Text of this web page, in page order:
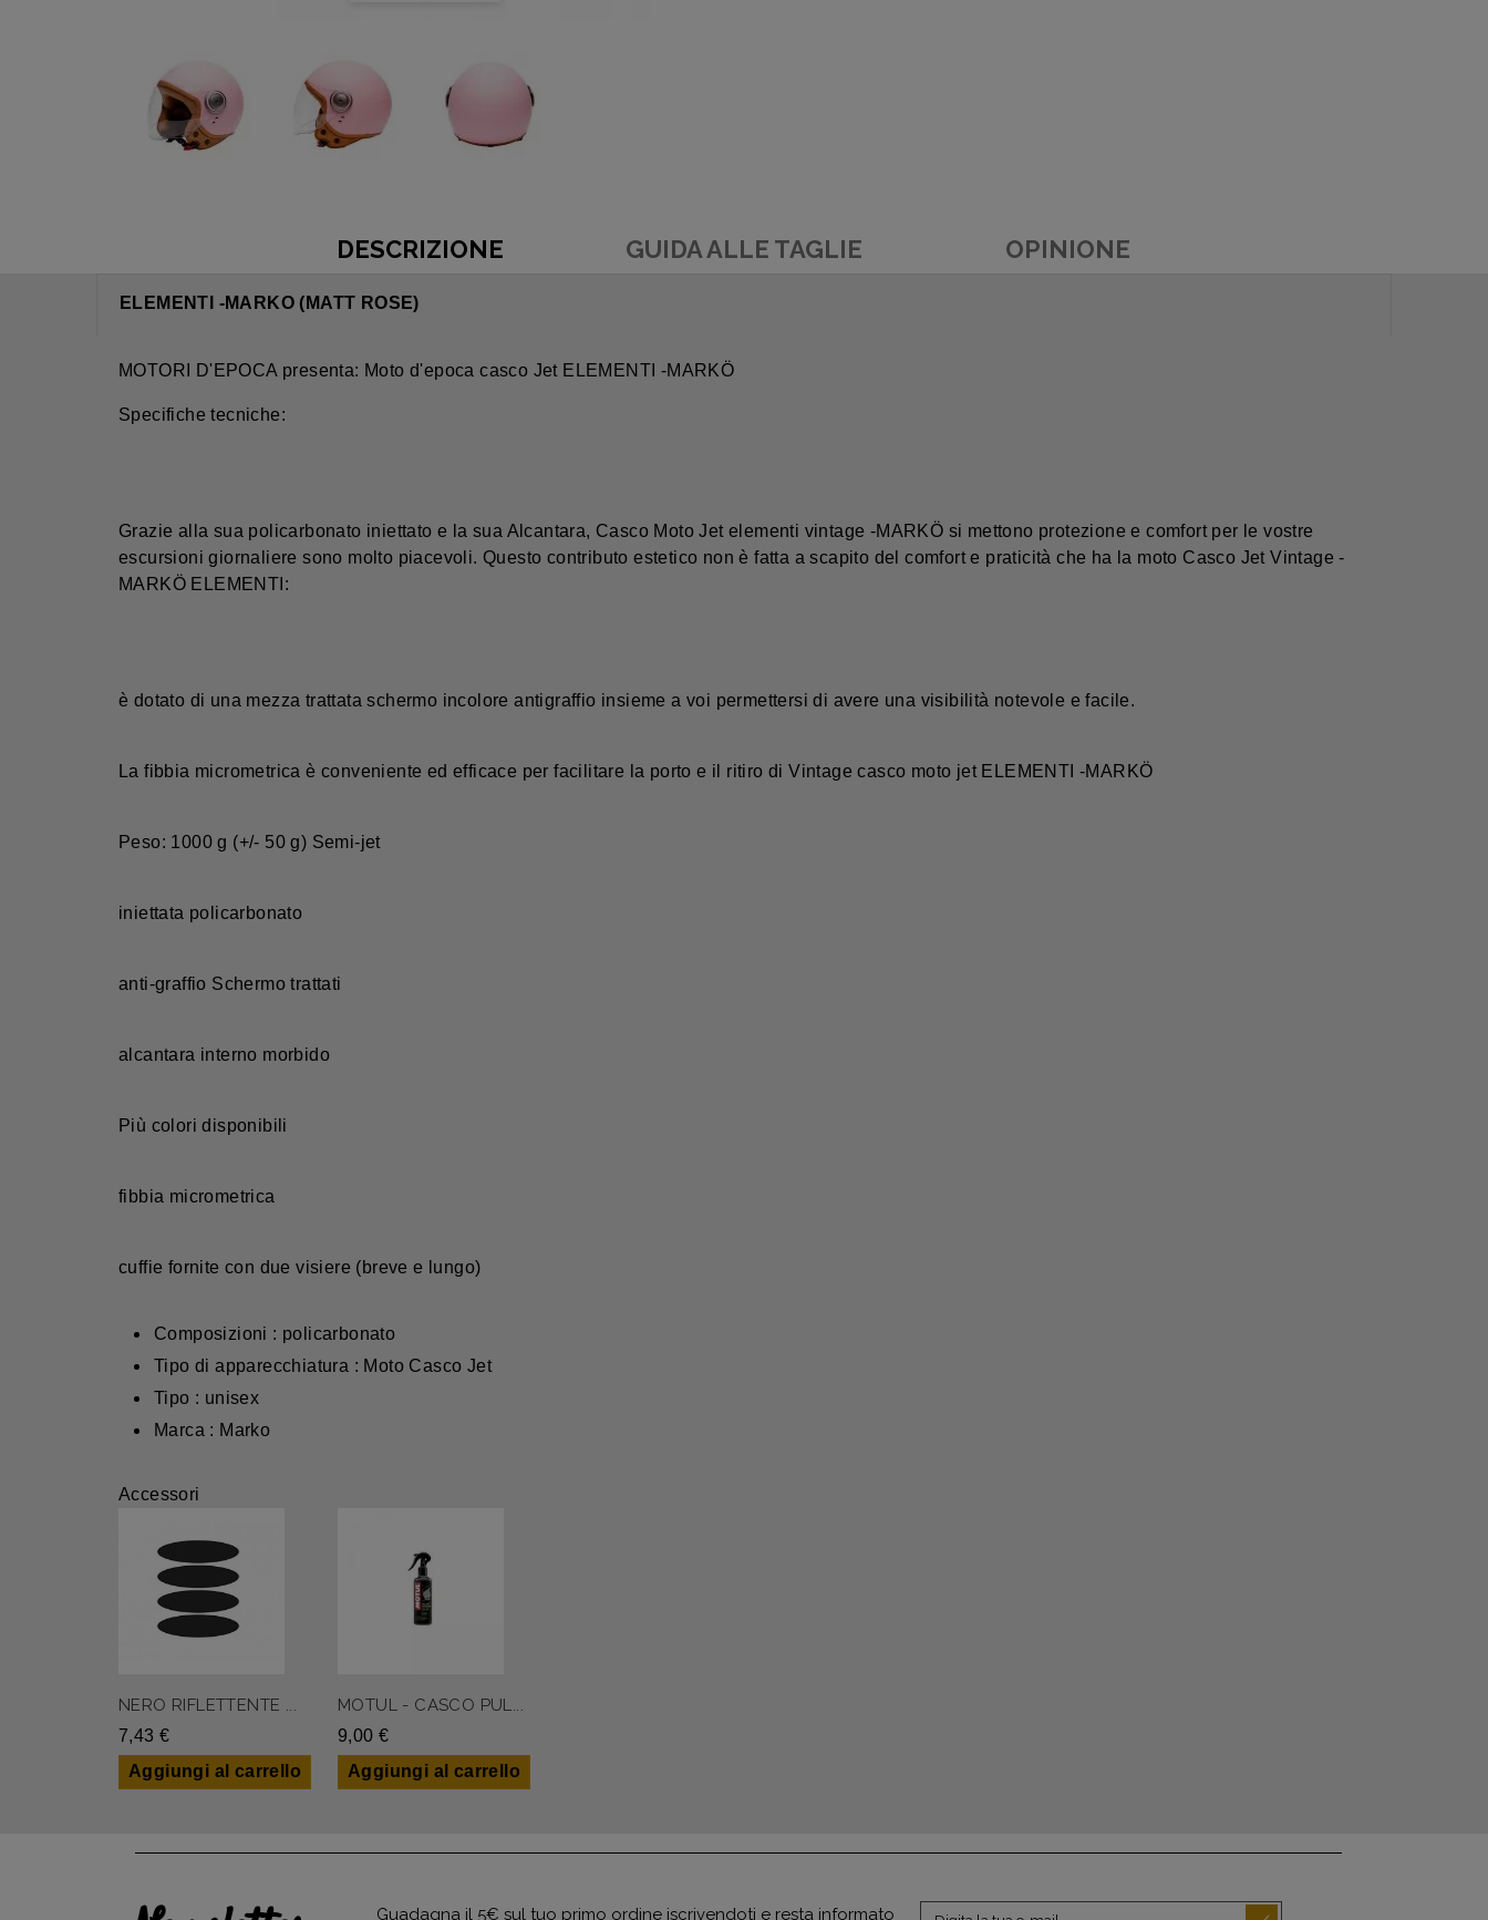
DESCRIZIONE GUIDA ALLE TAGLIE OPINIONE
ELEMENTI -MARKO (MATT ROSE)
MOTORI D'EPOCA presenta: Moto d'epoca casco Jet ELEMENTI -MARKÖ
Specifiche tecniche:
Grazie alla sua policarbonato iniettato e la sua Alcantara, Casco Moto Jet elementi vintage -MARKÖ si mettono protezione e comfort per le vostre
escursioni giornaliere sono molto piacevoli. Questo contributo estetico non è fatta a scapito del comfort e praticità che ha la moto Casco Jet Vintage -
MARKÖ ELEMENTI:
è dotato di una mezza trattata schermo incolore antigraffio insieme a voi permettersi di avere una visibilità notevole e facile.
La fibbia micrometrica è conveniente ed efficace per facilitare la porto e il ritiro di Vintage casco moto jet ELEMENTI -MARKÖ
Peso: 1000 g (+/- 50 g) Semi-jet
iniettata policarbonato
anti-graffio Schermo trattati
alcantara interno morbido
Più colori disponibili
fibbia micrometrica
cuffie fornite con due visiere (breve e lungo)
Composizioni : policarbonato
Tipo di apparecchiatura : Moto Casco Jet
Tipo : unisex
Marca : Marko
Accessori
NERO RIFLETTENTE ...
7,43 €
Aggiungi al carrello
MOTUL - CASCO PUL...
9,00 €
Aggiungi al carrello
Guadagna il 5€ sul tuo primo ordine iscrivendoti e resta informato